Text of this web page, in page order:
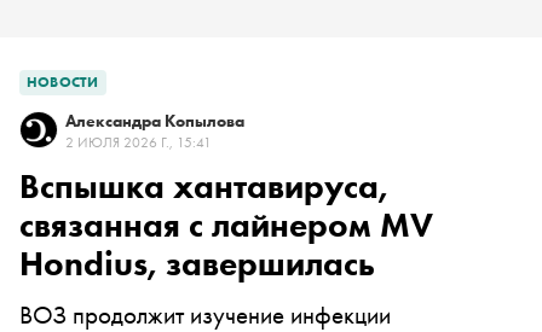
НОВОСТИ
Александра Копылова
2 ИЮЛЯ 2026 Г., 15:41
Вспышка хантавируса,
связанная с лайнером MV
Hondius, завершилась
ВОЗ продолжит изучение инфекции